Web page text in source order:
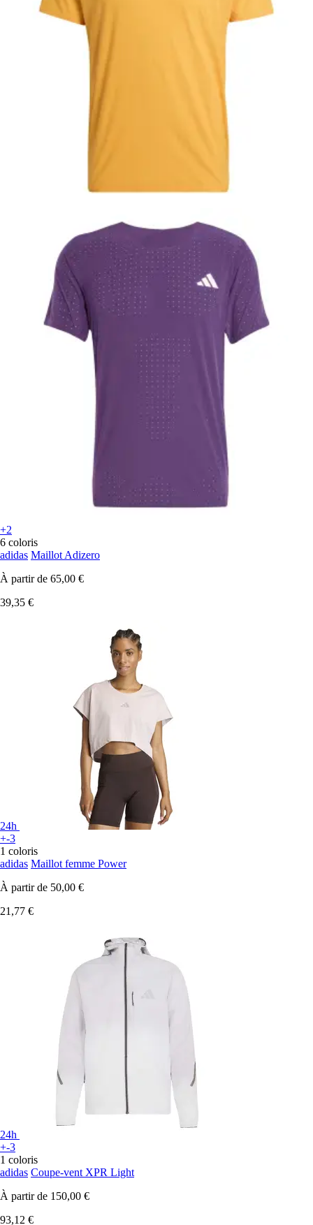
+2
6 coloris
adidas Maillot Adizero
À partir de 65,00 €
39,35 €
24h
+-3
1 coloris
adidas Maillot femme Power
À partir de 50,00 €
21,77 €
24h
+-3
1 coloris
adidas Coupe-vent XPR Light
À partir de 150,00 €
93,12 €